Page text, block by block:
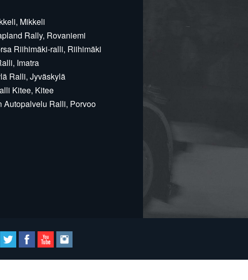
Mikkeli
Rally, Rovaniemi
Riihimäki-ralli, Riihimäki
Imatra
Ralli, Jyväskylä
Kitee, Kitee
Autopalvelu Ralli, Porvoo